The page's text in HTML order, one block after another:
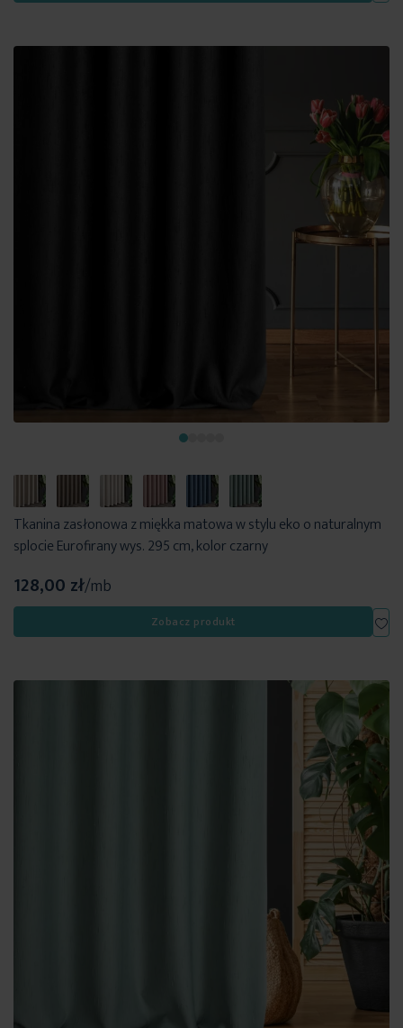
Tkanina zasłonowa z miękka matowa w stylu eko o naturalnym
splocie Eurofirany wys. 295 cm, kolor czarny
128,00 zł/mb
Zobacz produkt